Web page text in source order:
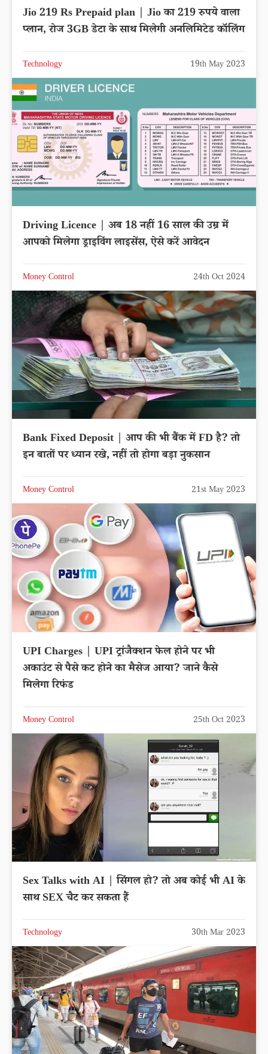
Jio 219 Rs Prepaid plan | Jio का 219 रुपये वाला
प्लान, रोज 3GB डेटा के साथ मिलेगी अनलिमिटेड कॉलिंग
Technology 19th May 2023
Driving Licence | अब 18 नहीं 16 साल की उम्र में
आपको मिलेगा ड्राइविंग लाइसेंस, ऐसे करें आवेदन
Money Control 24th Oct 2024
Bank Fixed Deposit | आप की भी बैंक में FD है? तो
इन बातों पर ध्यान रखे, नहीं तो होगा बड़ा नुकसान
Money Control 21st May 2023
UPI Charges | UPI ट्रांजैक्शन फेल होने पर भी
अकाउंट से पैसे कट होने का मैसेज आया? जाने कैसे
मिलेगा रिफंड
Money Control 25th Oct 2023
Sex Talks with AI | सिंगल हो? तो अब कोई भी AI के
साथ SEX चैट कर सकता हैं
Technology 30th Mar 2023